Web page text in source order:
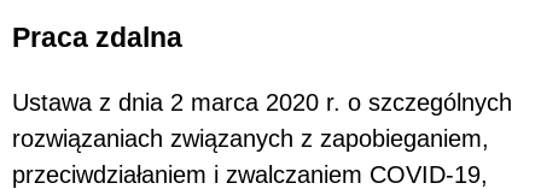
Praca zdalna
Ustawa z dnia 2 marca 2020 r. o szczególnych
rozwiązaniach związanych z zapobieganiem,
przeciwdziałaniem i zwalczaniem COVID-19,